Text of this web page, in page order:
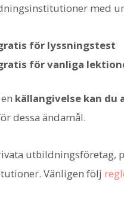
med
för lyssningstest
för vanliga
källangivelse kan du
dessa ändamål.
utbildningsföretag,
Vänligen följ